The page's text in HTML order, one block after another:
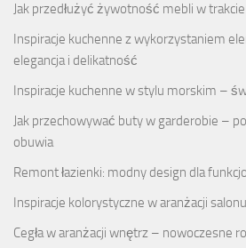
Jak przedłużyć żywotność mebli w
Inspiracje kuchenne z wykorzystaniem
elegancja i delikatność
Inspiracje kuchenne w stylu morskim –
Jak przechowywać buty w garderobie –
obuwia
Remont łazienki: modny design dla
Inspiracje kolorystyczne w aranżacji
Cegła w aranżacji wnętrz – nowoczesne